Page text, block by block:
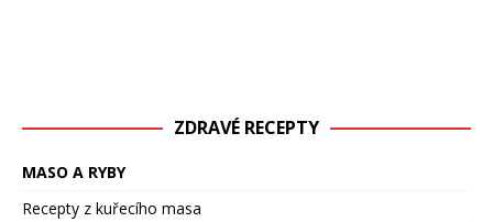
ZDRAVÉ RECEPTY
MASO A RYBY
Recepty z kuřecího masa